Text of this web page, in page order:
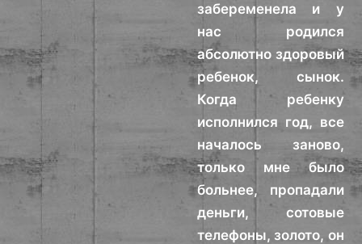
забеременела и у
нас родился
абсолютно здоровый
ребенок, сынок.
Когда ребенку
исполнился год, все
началось заново,
только мне было
больнее, пропадали
деньги, сотовые
телефоны, золото, он